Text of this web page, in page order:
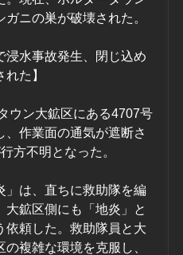
ニの巣が破壊された。
浸水事故発生、閉じ込め
た】
ウン大鉱区にある4707号
作業面の通気が遮断さ
方不明となった。
」は、直ちに救助隊を編
大鉱区側にも「地炎」と
依頼した。救助隊員と大
複雑な環境を克服し、